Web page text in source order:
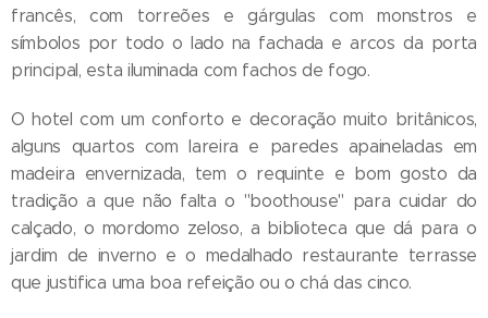
francês, com torreões e gárgulas com monstros e
símbolos por todo o lado na fachada e arcos da porta
principal, esta iluminada com fachos de fogo.
O hotel com um conforto e decoração muito britânicos,
alguns quartos com lareira e paredes apaineladas em
madeira envernizada, tem o requinte e bom gosto da
tradição a que não falta o "boothouse" para cuidar do
calçado, o mordomo zeloso, a biblioteca que dá para o
jardim de inverno e o medalhado restaurante terrasse
que justifica uma boa refeição ou o chá das cinco.